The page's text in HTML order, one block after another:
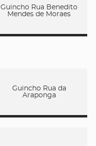
Guincho Rua Benedito
Mendes de Moraes
Guincho Rua da
Araponga